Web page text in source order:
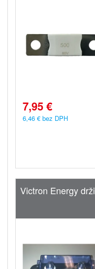
7,95 €
6,46 € bez DPH
Victron Energy